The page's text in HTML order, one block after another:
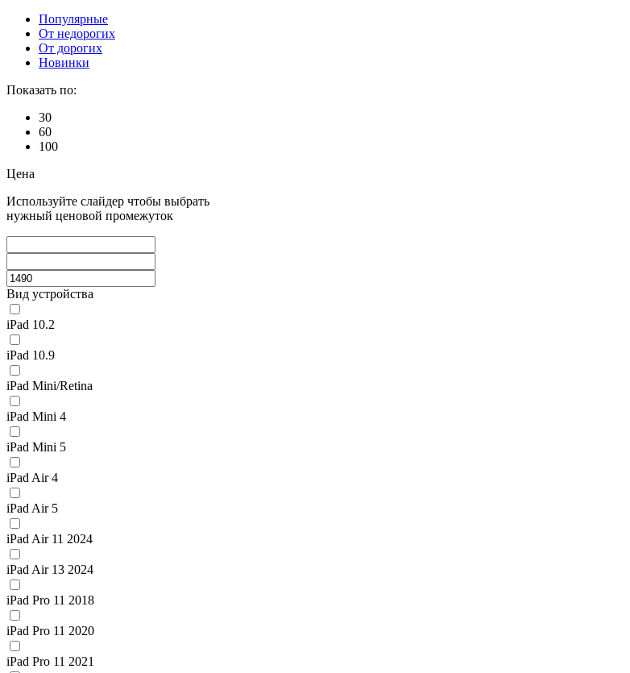
Популярные
От недорогих
От дорогих
Новинки
Показать по:
30
60
100
Цена
Используйте слайдер чтобы выбрать
нужный ценовой промежуток
Вид устройства
iPad 10.2
iPad 10.9
iPad Mini/Retina
iPad Mini 4
iPad Mini 5
iPad Air 4
iPad Air 5
iPad Air 11 2024
iPad Air 13 2024
iPad Pro 11 2018
iPad Pro 11 2020
iPad Pro 11 2021